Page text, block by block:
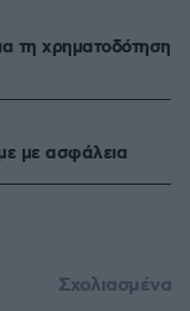
τη χρηματοδότηση
με ασφάλεια
Σχολιασμένα